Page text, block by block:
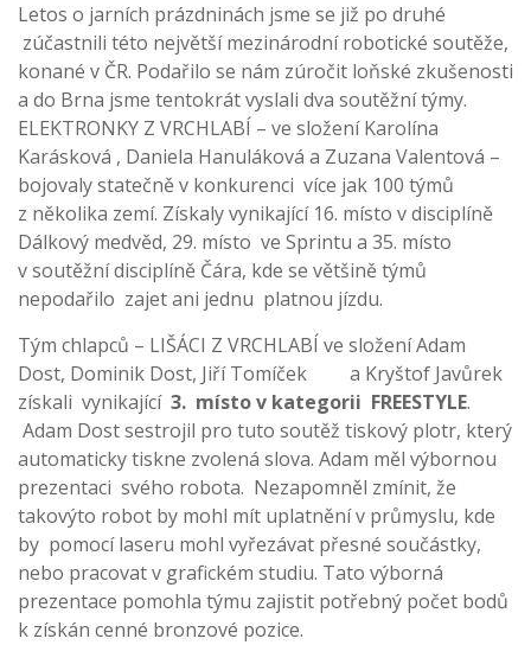
Letos o jarních prázdninách jsme se již po druhé
zúčastnili této největší mezinárodní robotické soutěže,
konané v ČR. Podařilo se nám zúročit loňské zkušenosti
a do Brna jsme tentokrát vyslali dva soutěžní týmy.
ELEKTRONKY Z VRCHLABÍ – ve složení Karolína
Karásková , Daniela Hanuláková a Zuzana Valentová –
bojovaly statečně v konkurenci více jak 100 týmů
z několika zemí. Získaly vynikající 16. místo v disciplíně
Dálkový medvěd, 29. místo ve Sprintu a 35. místo
v soutěžní disciplíně Čára, kde se většině týmů
nepodařilo zajet ani jednu platnou jízdu.
Tým chlapců – LIŠÁCI Z VRCHLABÍ ve složení Adam
Dost, Dominik Dost, Jiří Tomíček a Kryštof Javůrek
získali vynikající 3. místo v kategorii FREESTYLE.
Adam Dost sestrojil pro tuto soutěž tiskový plotr, který
automaticky tiskne zvolená slova. Adam měl výbornou
prezentaci svého robota. Nezapomněl zmínit, že
takovýto robot by mohl mít uplatnění v průmyslu, kde
by pomocí laseru mohl vyřezávat přesné součástky,
nebo pracovat v grafickém studiu. Tato výborná
prezentace pomohla týmu zajistit potřebný počet bodů
k získán cenné bronzové pozice.